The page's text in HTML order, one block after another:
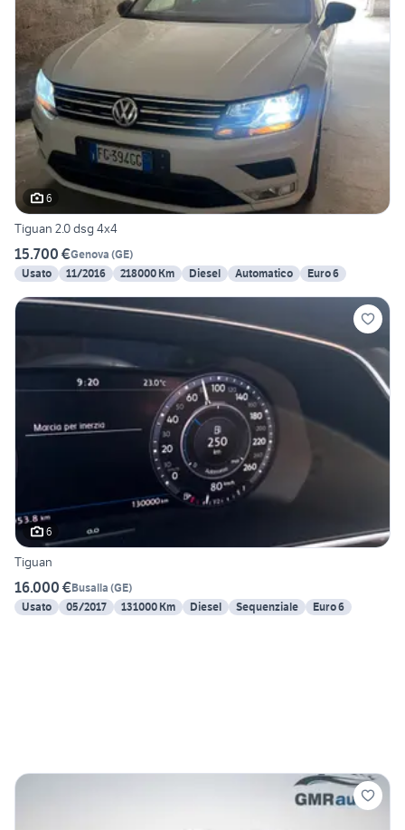
6
Tiguan 2.0 dsg 4x4
15.700 €Genova (GE)
Usato
11/2016 218000 Km Diesel Automatico Euro 6
6
Tiguan
16.000 €Busalla (GE)
Usato
05/2017 131000 Km Diesel Sequenziale Euro 6